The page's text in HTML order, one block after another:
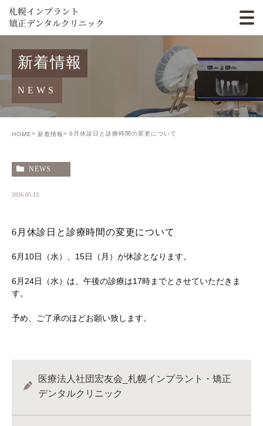
新着情報
NEWS
HOME 新着情報 6月休診日と診療時間の変更について
NEWS
2026.05.13
6月休診日と診療時間の変更について
6月10日（水）、15日（月）が休診となります。
6月24日（水）は、午後の診療は17時までとさせていただきま
す。
予め、ご了承のほどお願い致します。
医療法人社団宏友会_札幌インプラント・矯正
デンタルクリニック